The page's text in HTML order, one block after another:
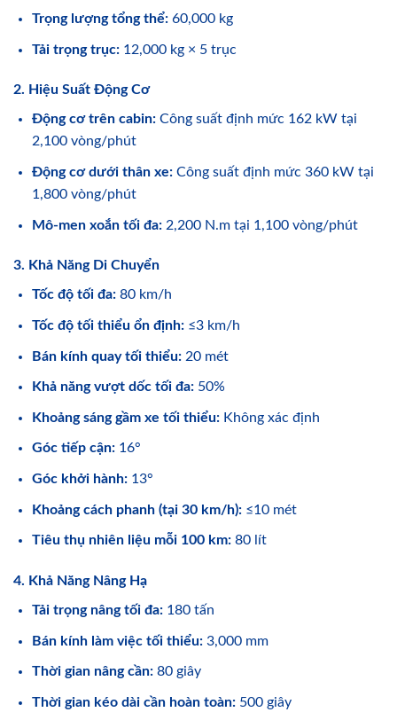
Trọng lượng tổng thể: 60,000 kg
Tải trọng trục: 12,000 kg × 5 trục
2. Hiệu Suất Động Cơ
Động cơ trên cabin: Công suất định mức 162 kW tại
2,100 vòng/phút
Động cơ dưới thân xe: Công suất định mức 360 kW tại
1,800 vòng/phút
Mô-men xoắn tối đa: 2,200 N.m tại 1,100 vòng/phút
3. Khả Năng Di Chuyển
Tốc độ tối đa: 80 km/h
Tốc độ tối thiểu ổn định: ≤3 km/h
Bán kính quay tối thiểu: 20 mét
Khả năng vượt dốc tối đa: 50%
Khoảng sáng gầm xe tối thiểu: Không xác định
Góc tiếp cận: 16°
Góc khởi hành: 13°
Khoảng cách phanh (tại 30 km/h): ≤10 mét
Tiêu thụ nhiên liệu mỗi 100 km: 80 lít
4. Khả Năng Nâng Hạ
Tải trọng nâng tối đa: 180 tấn
Bán kính làm việc tối thiểu: 3,000 mm
Thời gian nâng cần: 80 giây
Thời gian kéo dài cần hoàn toàn: 500 giây